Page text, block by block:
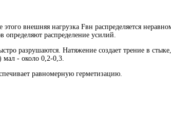
внешняя нагрузка Fвн распределяется
определяют распределение усилий.
разрушаются. Натяжение создает трение в
мал - около 0,2-0,3.
равномерную герметизацию.